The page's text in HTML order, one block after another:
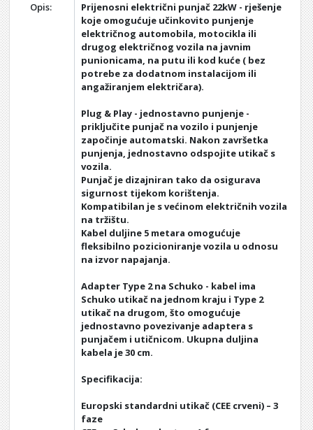
Opis:
Prijenosni električni punjač 22kW - rješenje
koje omogućuje učinkovito punjenje
električnog automobila, motocikla ili
drugog električnog vozila na javnim
punionicama, na putu ili kod kuće ( bez
potrebe za dodatnom instalacijom ili
angažiranjem električara).
Plug & Play - jednostavno punjenje -
priključite punjač na vozilo i punjenje
započinje automatski. Nakon završetka
punjenja, jednostavno odspojite utikač s
vozila.
Punjač je dizajniran tako da osigurava
sigurnost tijekom korištenja.
Kompatibilan je s većinom električnih vozila
na tržištu.
Kabel duljine 5 metara omogućuje
fleksibilno pozicioniranje vozila u odnosu
na izvor napajanja.
Adapter Type 2 na Schuko - kabel ima
Schuko utikač na jednom kraju i Type 2
utikač na drugom, što omogućuje
jednostavno povezivanje adaptera s
punjačem i utičnicom. Ukupna duljina
kabela je 30 cm.
Specifikacija:
Europski standardni utikač (CEE crveni) – 3
faze